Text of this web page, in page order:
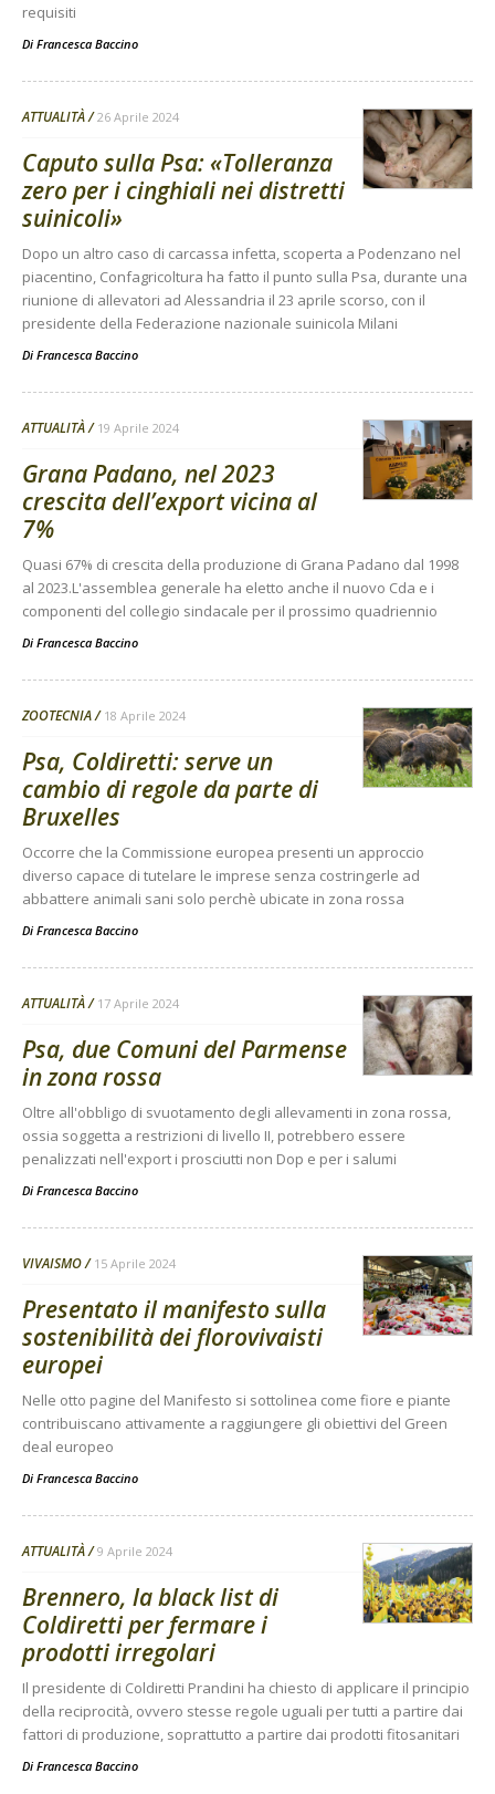
requisiti
Di Francesca Baccino
ATTUALITÀ 26 Aprile 2024
Caputo sulla Psa: «Tolleranza
zero per i cinghiali nei distretti
suinicoli»
Dopo un altro caso di carcassa infetta, scoperta a Podenzano nel
piacentino, Confagricoltura ha fatto il punto sulla Psa, durante una
riunione di allevatori ad Alessandria il 23 aprile scorso, con il
presidente della Federazione nazionale suinicola Milani
Di Francesca Baccino
ATTUALITÀ 19 Aprile 2024
Grana Padano, nel 2023
crescita dell’export vicina al
7%
Quasi 67% di crescita della produzione di Grana Padano dal 1998
al 2023.L'assemblea generale ha eletto anche il nuovo Cda e i
componenti del collegio sindacale per il prossimo quadriennio
Di Francesca Baccino
ZOOTECNIA 18 Aprile 2024
Psa, Coldiretti: serve un
cambio di regole da parte di
Bruxelles
Occorre che la Commissione europea presenti un approccio
diverso capace di tutelare le imprese senza costringerle ad
abbattere animali sani solo perchè ubicate in zona rossa
Di Francesca Baccino
ATTUALITÀ 17 Aprile 2024
Psa, due Comuni del Parmense
in zona rossa
Oltre all'obbligo di svuotamento degli allevamenti in zona rossa,
ossia soggetta a restrizioni di livello II, potrebbero essere
penalizzati nell'export i prosciutti non Dop e per i salumi
Di Francesca Baccino
VIVAISMO 15 Aprile 2024
Presentato il manifesto sulla
sostenibilità dei florovivaisti
europei
Nelle otto pagine del Manifesto si sottolinea come fiore e piante
contribuiscano attivamente a raggiungere gli obiettivi del Green
deal europeo
Di Francesca Baccino
ATTUALITÀ 9 Aprile 2024
Brennero, la black list di
Coldiretti per fermare i
prodotti irregolari
Il presidente di Coldiretti Prandini ha chiesto di applicare il principio
della reciprocità, ovvero stesse regole uguali per tutti a partire dai
fattori di produzione, soprattutto a partire dai prodotti fitosanitari
Di Francesca Baccino